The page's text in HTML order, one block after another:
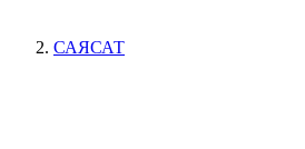
САЯСАТ